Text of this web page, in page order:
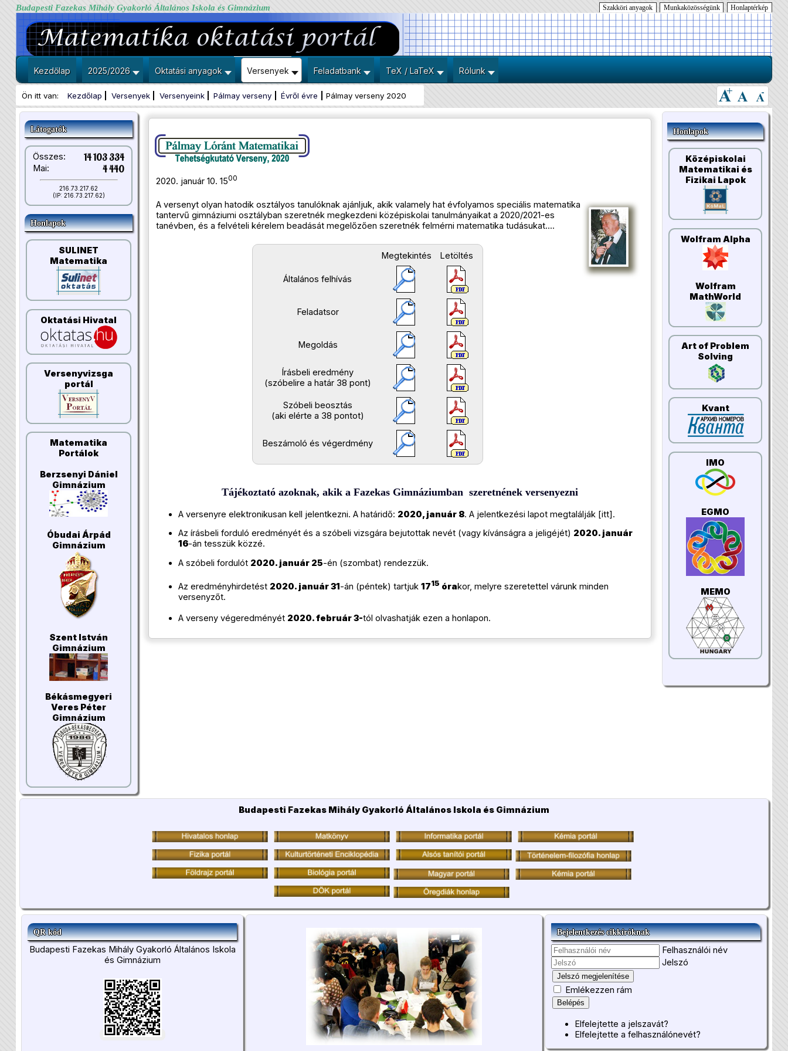
Budapesti Fazekas Mihály Gyakorló Általános Iskola és Gimnázium Honlaptérkép
Munkaközösségünk
Szakköri anyagok
Kezdőlap 2025/2026 Oktatási anyagok Versenyek Feladatbank TeX / LaTeX Rólunk
Ön itt van: Kezdőlap Versenyek Versenyeink Pálmay verseny Évről évre Pálmay verseny 2020
Látogatók
Összes: 14 103 334
Mai: 4 440
216.73.217.62
(IP: 216.73.217.62)
Honlapok
SULINET
Matematika
Oktatási Hivatal
Versenyvizsga
portál
Matematika
Portálok
Berzsenyi Dániel
Gimnázium
Óbudai Árpád
Gimnázium
Szent István
Gimnázium
Békásmegyeri
Veres Péter
Gimnázium
2020. január 10. 1500
A versenyt olyan hatodik osztályos tanulóknak ajánljuk, akik valamely hat évfolyamos speciális matematika
tantervű gimnáziumi osztályban szeretnék megkezdeni középiskolai tanulmányaikat a 2020/2021-es
tanévben, és a felvételi kérelem beadását megelőzően szeretnék felmérni matematika tudásukat....
Megtekintés
Letöltés
Általános felhívás
Feladatsor
Megoldás
Írásbeli eredmény
(szóbelire a határ 38 pont)
Szóbeli beosztás
(aki elérte a 38 pontot)
Beszámoló és végerdmény
Tájékoztató azoknak, akik a Fazekas Gimnáziumban szeretnének versenyezni
A versenyre elektronikusan kell jelentkezni. A határidő: 2020, január 8. A jelentkezési lapot megtalálják [itt].
Az írásbeli forduló eredményét és a szóbeli vizsgára bejutottak nevét (vagy kívánságra a jeligéjét) 2020. január
16-án tesszük közzé.
A szóbeli fordulót 2020. január 25-én (szombat) rendezzük.
Az eredményhirdetést 2020. január 31-án (péntek) tartjuk 1715 órakor, melyre szeretettel várunk minden
versenyzőt.
A verseny végeredményét 2020. február 3-tól olvashatják ezen a honlapon.
Honlapok
Középiskolai
Matematikai és
Fizikai Lapok
Wolfram Alpha
Wolfram
MathWorld
Art of Problem
Solving
Kvant
IMO
EGMO
MEMO
Budapesti Fazekas Mihály Gyakorló Általános Iskola és Gimnázium
QR kód
Budapesti Fazekas Mihály Gyakorló Általános Iskola
és Gimnázium
Bejelentkezés cikkíróknak
Felhasználói név
Jelszó
Jelszó megjelenítése
Emlékezzen rám
Belépés
Elfelejtette a jelszavát?
Elfelejtette a felhasználónevét?